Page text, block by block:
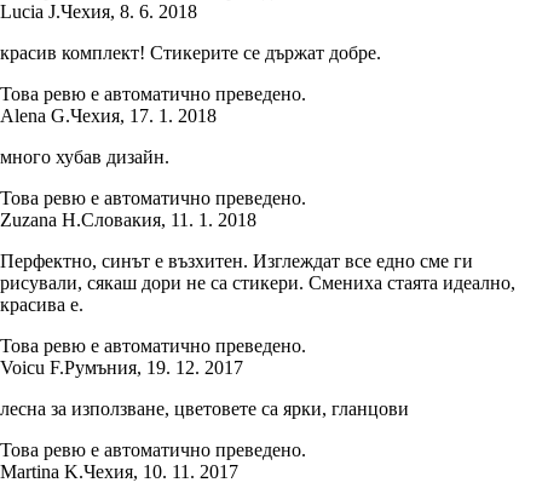
Lucia J.Чехия, 8. 6. 2018
красив комплект! Стикерите се държат добре.
Това ревю е автоматично преведено.
Alena G.Чехия, 17. 1. 2018
много хубав дизайн.
Това ревю е автоматично преведено.
Zuzana H.Словакия, 11. 1. 2018
Перфектно, синът е възхитен. Изглеждат все едно сме ги
рисували, сякаш дори не са стикери. Смениха стаята идеално,
красива е.
Това ревю е автоматично преведено.
Voicu F.Румъния, 19. 12. 2017
лесна за използване, цветовете са ярки, гланцови
Това ревю е автоматично преведено.
Martina K.Чехия, 10. 11. 2017